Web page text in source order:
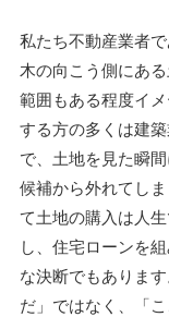
私たち不動産業者
木の向こう側にあ
範囲もある程度イ
する方の多くは建
で、土地を見た瞬
候補から外れてし
て土地の購入は人
し、住宅ローンを
な決断でもありま
だ」ではなく、「